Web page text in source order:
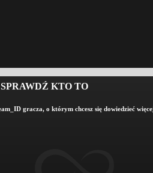
KTO TO
gracza, o którym chcesz się dowiedzieć więcej